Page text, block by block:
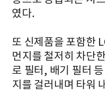
였다.
또 신제품을 포함한
먼지를 철저히 차단
로 필터, 배기 필터
지를 걸러내며 타워